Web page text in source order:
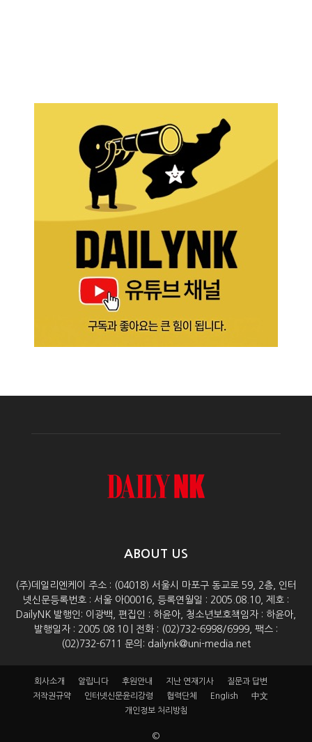
ABOUT US
(주)데일리엔케이 주소 : (04018) 서울시 마포구 동교로 59, 2층, 인터
넷신문등록번호 : 서울 아00016, 등록연월일 : 2005.08.10, 제호 :
DailyNK 발행인: 이광백, 편집인 : 하윤아, 청소년보호책임자 : 하윤아,
발행일자 : 2005.08.10 | 전화 : (02)732-6998/6999, 팩스 :
(02)732-6711 문의: dailynk@uni-media.net
회사소개 알립니다 후원안내 지난 연재기사
질문과 답변
저작권규약
인터넷신문윤리강령 협력단체 English
中文
개인정보 처리방침
©